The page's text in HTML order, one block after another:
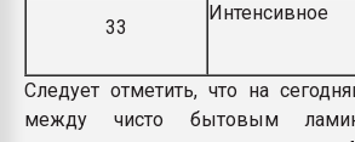
33
Интенсивное
Следует отметить, что на
между чисто бытовым